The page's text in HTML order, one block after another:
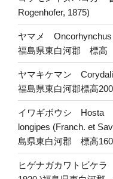
Rogenhofer, 1875)
ヤマメ
福島県東白河郡 標高
ヤマキケマン
福島県東白河郡標高
イワギボウシ Hosta
longipes (Franch. et
島県東白河郡 標高
ヒゲナガカワトビケ